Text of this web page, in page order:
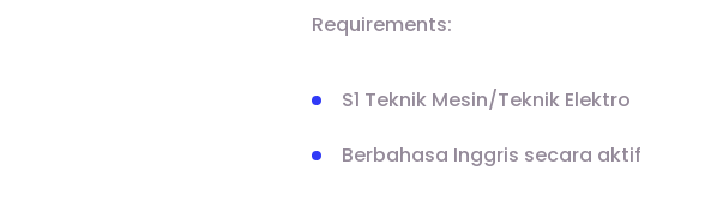
Requirements:
S1 Teknik Mesin/Teknik Elektro
Berbahasa Inggris secara aktif